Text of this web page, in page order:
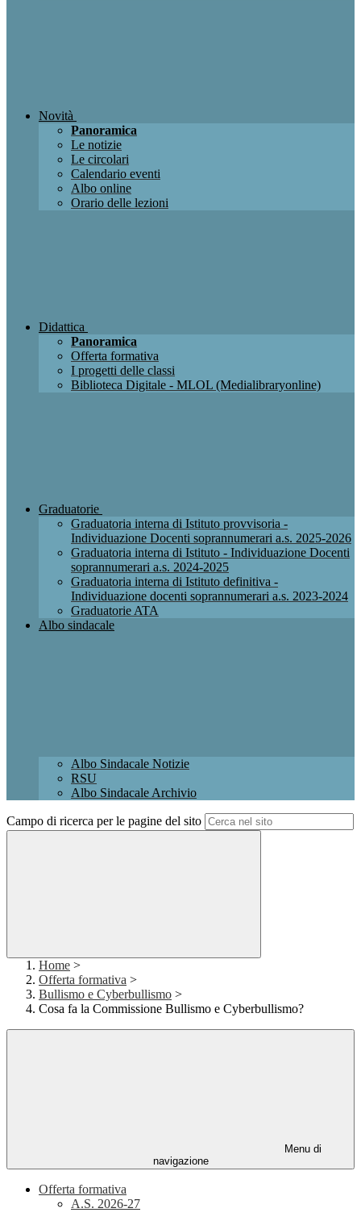
Novità
Panoramica
Le notizie
Le circolari
Calendario eventi
Albo online
Orario delle lezioni
Didattica
Panoramica
Offerta formativa
I progetti delle classi
Biblioteca Digitale - MLOL (Medialibraryonline)
Graduatorie
Graduatoria interna di Istituto provvisoria -
Individuazione Docenti soprannumerari a.s. 2025-2026
Graduatoria interna di Istituto - Individuazione Docenti
soprannumerari a.s. 2024-2025
Graduatoria interna di Istituto definitiva -
Individuazione docenti soprannumerari a.s. 2023-2024
Graduatorie ATA
Albo sindacale
Albo Sindacale Notizie
RSU
Albo Sindacale Archivio
Campo di ricerca per le pagine del sito
Home >
Offerta formativa >
Bullismo e Cyberbullismo >
Cosa fa la Commissione Bullismo e Cyberbullismo?
Menu di
navigazione
Offerta formativa
A.S. 2026-27